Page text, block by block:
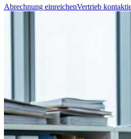
Abrechnung einreichenVertrieb